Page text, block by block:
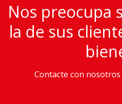
Nos preocupa
la de sus
Contacte con